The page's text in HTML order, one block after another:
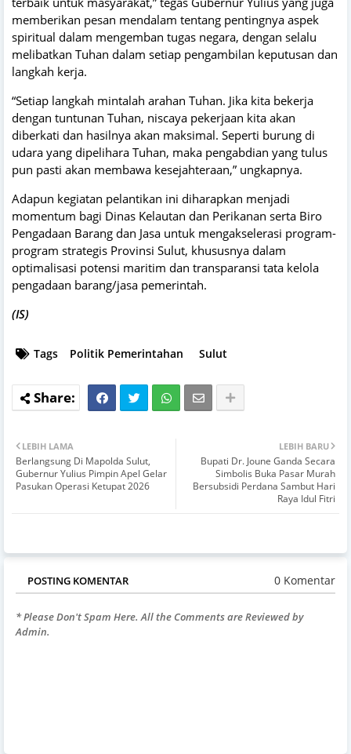
memberikan pesan mendalam tentang pentingnya aspek
spiritual dalam mengemban tugas negara, dengan selalu
melibatkan Tuhan dalam setiap pengambilan keputusan dan
langkah kerja.
“Setiap langkah mintalah arahan Tuhan. Jika kita bekerja
dengan tuntunan Tuhan, niscaya pekerjaan kita akan
diberkati dan hasilnya akan maksimal. Seperti burung di
udara yang dipelihara Tuhan, maka pengabdian yang tulus
pun pasti akan membawa kesejahteraan,” ungkapnya.
Adapun kegiatan pelantikan ini diharapkan menjadi
momentum bagi Dinas Kelautan dan Perikanan serta Biro
Pengadaan Barang dan Jasa untuk mengakselerasi program-
program strategis Provinsi Sulut, khususnya dalam
optimalisasi potensi maritim dan transparansi tata kelola
pengadaan barang/jasa pemerintah.
(IS)
Tags Politik Pemerintahan Sulut
LEBIH BARU
Bupati Dr. Joune Ganda Secara
Simbolis Buka Pasar Murah
Bersubsidi Perdana Sambut Hari
Raya Idul Fitri
LEBIH LAMA
Berlangsung Di Mapolda Sulut,
Gubernur Yulius Pimpin Apel Gelar
Pasukan Operasi Ketupat 2026
POSTING KOMENTAR 0 Komentar
* Please Don't Spam Here. All the Comments are Reviewed by
Admin.